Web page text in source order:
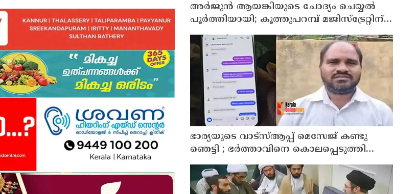
അര്‍ജുന്‍ ആയങ്കിയുടെ ചോദ്യം ചെയ്യല്‍
പൂര്‍ത്തിയായി; കൂത്തുപറമ്പ് മജിസ്ട്രേറ്റിന്
മുൻപില്‍ ഹാജരാക്കും
ഭാര്യയുടെ വാട്സ്ആപ്പ് മെസേജ് കണ്ടു
ഞെട്ടി ; ഭര്‍ത്താവിനെ കൊലപ്പെടുത്തി
മരണം റോഡപകടമാക്കി മാറ്റാന്‍
കാമുകനുമായി പദ്ധതിയിട്ട യുവതിയും
സുഹൃത്തും ഒളിവില്‍